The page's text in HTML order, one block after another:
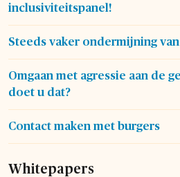
inclusiviteitspanel!
Steeds vaker ondermijning
Omgaan met agressie aan de
doet u dat?
Contact maken met burgers
Whitepapers